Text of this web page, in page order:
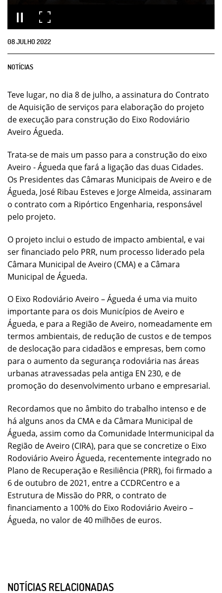
08JULHO2022
NOTÍCIAS
Teve lugar, no dia 8 de julho, a assinatura do Contrato
de Aquisição de serviços para elaboração do projeto
de execução para construção do Eixo Rodoviário
Aveiro Águeda.
Trata-se de mais um passo para a construção do eixo
Aveiro - Águeda que fará a ligação das duas Cidades.
Os Presidentes das Câmaras Municipais de Aveiro e de
Águeda, José Ribau Esteves e Jorge Almeida, assinaram
o contrato com a Ripórtico Engenharia, responsável
pelo projeto.
O projeto inclui o estudo de impacto ambiental, e vai
ser financiado pelo PRR, num processo liderado pela
Câmara Municipal de Aveiro (CMA) e a Câmara
Municipal de Águeda.
O Eixo Rodoviário Aveiro – Águeda é uma via muito
importante para os dois Municípios de Aveiro e
Águeda, e para a Região de Aveiro, nomeadamente em
termos ambientais, de redução de custos e de tempos
de deslocação para cidadãos e empresas, bem como
para o aumento da segurança rodoviária nas áreas
urbanas atravessadas pela antiga EN 230, e de
promoção do desenvolvimento urbano e empresarial.
Recordamos que no âmbito do trabalho intenso e de
há alguns anos da CMA e da Câmara Municipal de
Águeda, assim como da Comunidade Intermunicipal da
Região de Aveiro (CIRA), para que se concretize o Eixo
Rodoviário Aveiro Águeda, recentemente integrado no
Plano de Recuperação e Resiliência (PRR), foi firmado a
6 de outubro de 2021, entre a CCDRCentro e a
Estrutura de Missão do PRR, o contrato de
financiamento a 100% do Eixo Rodoviário Aveiro –
Águeda, no valor de 40 milhões de euros.
NOTÍCIAS RELACIONADAS